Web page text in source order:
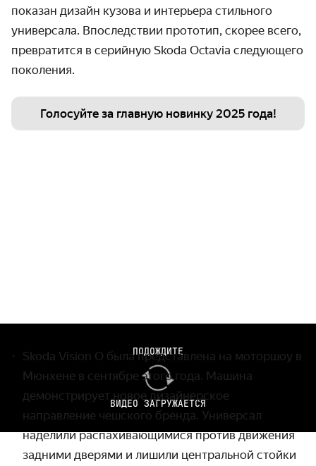
показан дизайн кузова и интерьера стильного
универсала. Впоследствии прототип, скорее всего,
превратится в серийную Skoda Octavia следующего
поколения.
Голосуйте за главную новинку 2025 года!
ПОДОЖДИТЕ
ВИДЕО ЗАГРУЖАЕТСЯ
Skoda Vision O была представлена на моторшоу в
Мюнхене в сентябре этого года. Машина
демонстрирует новое дизайнерское
направление чешского бренда. Универсал
наделили распахивающимися против движения
задними дверями и лишили центральной стойки